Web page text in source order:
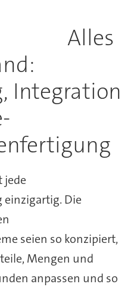
Alles
Integration
jede
Die
seien so konzipiert,
Mengen und
anpassen und so